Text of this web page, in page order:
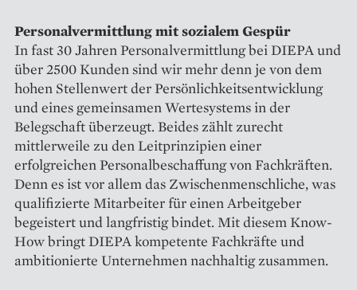
Personalvermittlung mit sozialem Gespür
In fast 30 Jahren Personalvermittlung bei DIEPA und
über 2500 Kunden sind wir mehr denn je von dem
hohen Stellenwert der Persönlichkeitsentwicklung
und eines gemeinsamen Wertesystems in der
Belegschaft überzeugt. Beides zählt zurecht
mittlerweile zu den Leitprinzipien einer
erfolgreichen Personalbeschaffung von Fachkräften.
Denn es ist vor allem das Zwischenmenschliche, was
qualifizierte Mitarbeiter für einen Arbeitgeber
begeistert und langfristig bindet. Mit diesem Know-
How bringt DIEPA kompetente Fachkräfte und
ambitionierte Unternehmen nachhaltig zusammen.